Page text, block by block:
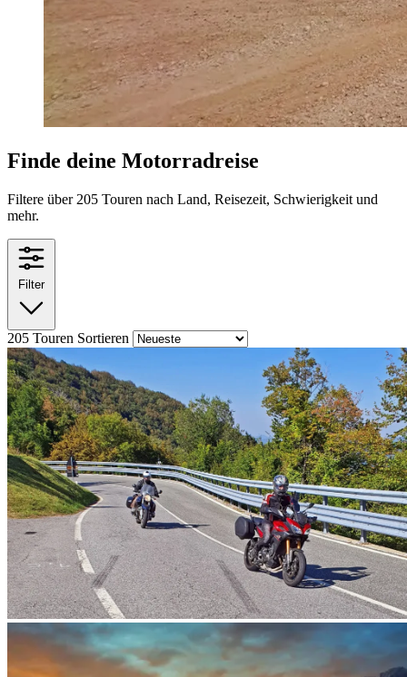
Finde deine Motorradreise
Filtere über 205 Touren nach Land, Reisezeit, Schwierigkeit und
mehr.
Filter
205 Touren Sortieren